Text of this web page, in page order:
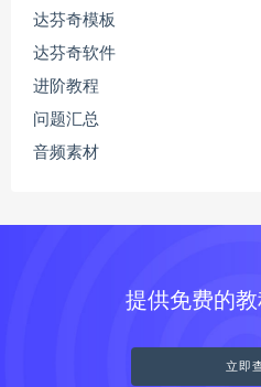
达芬奇模板
达芬奇软件
进阶教程
问题汇总
音频素材
提供免费的
立即